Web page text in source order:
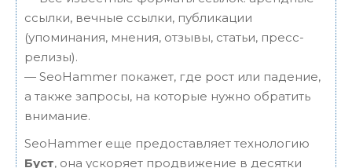
ссылки, вечные ссылки, публикации
(упоминания, мнения, отзывы, статьи, пресс-
релизы).
— SeoHammer покажет, где рост или падение,
а также запросы, на которые нужно обратить
внимание.
SeoHammer еще предоставляет технологию
Буст, она ускоряет продвижение в десятки